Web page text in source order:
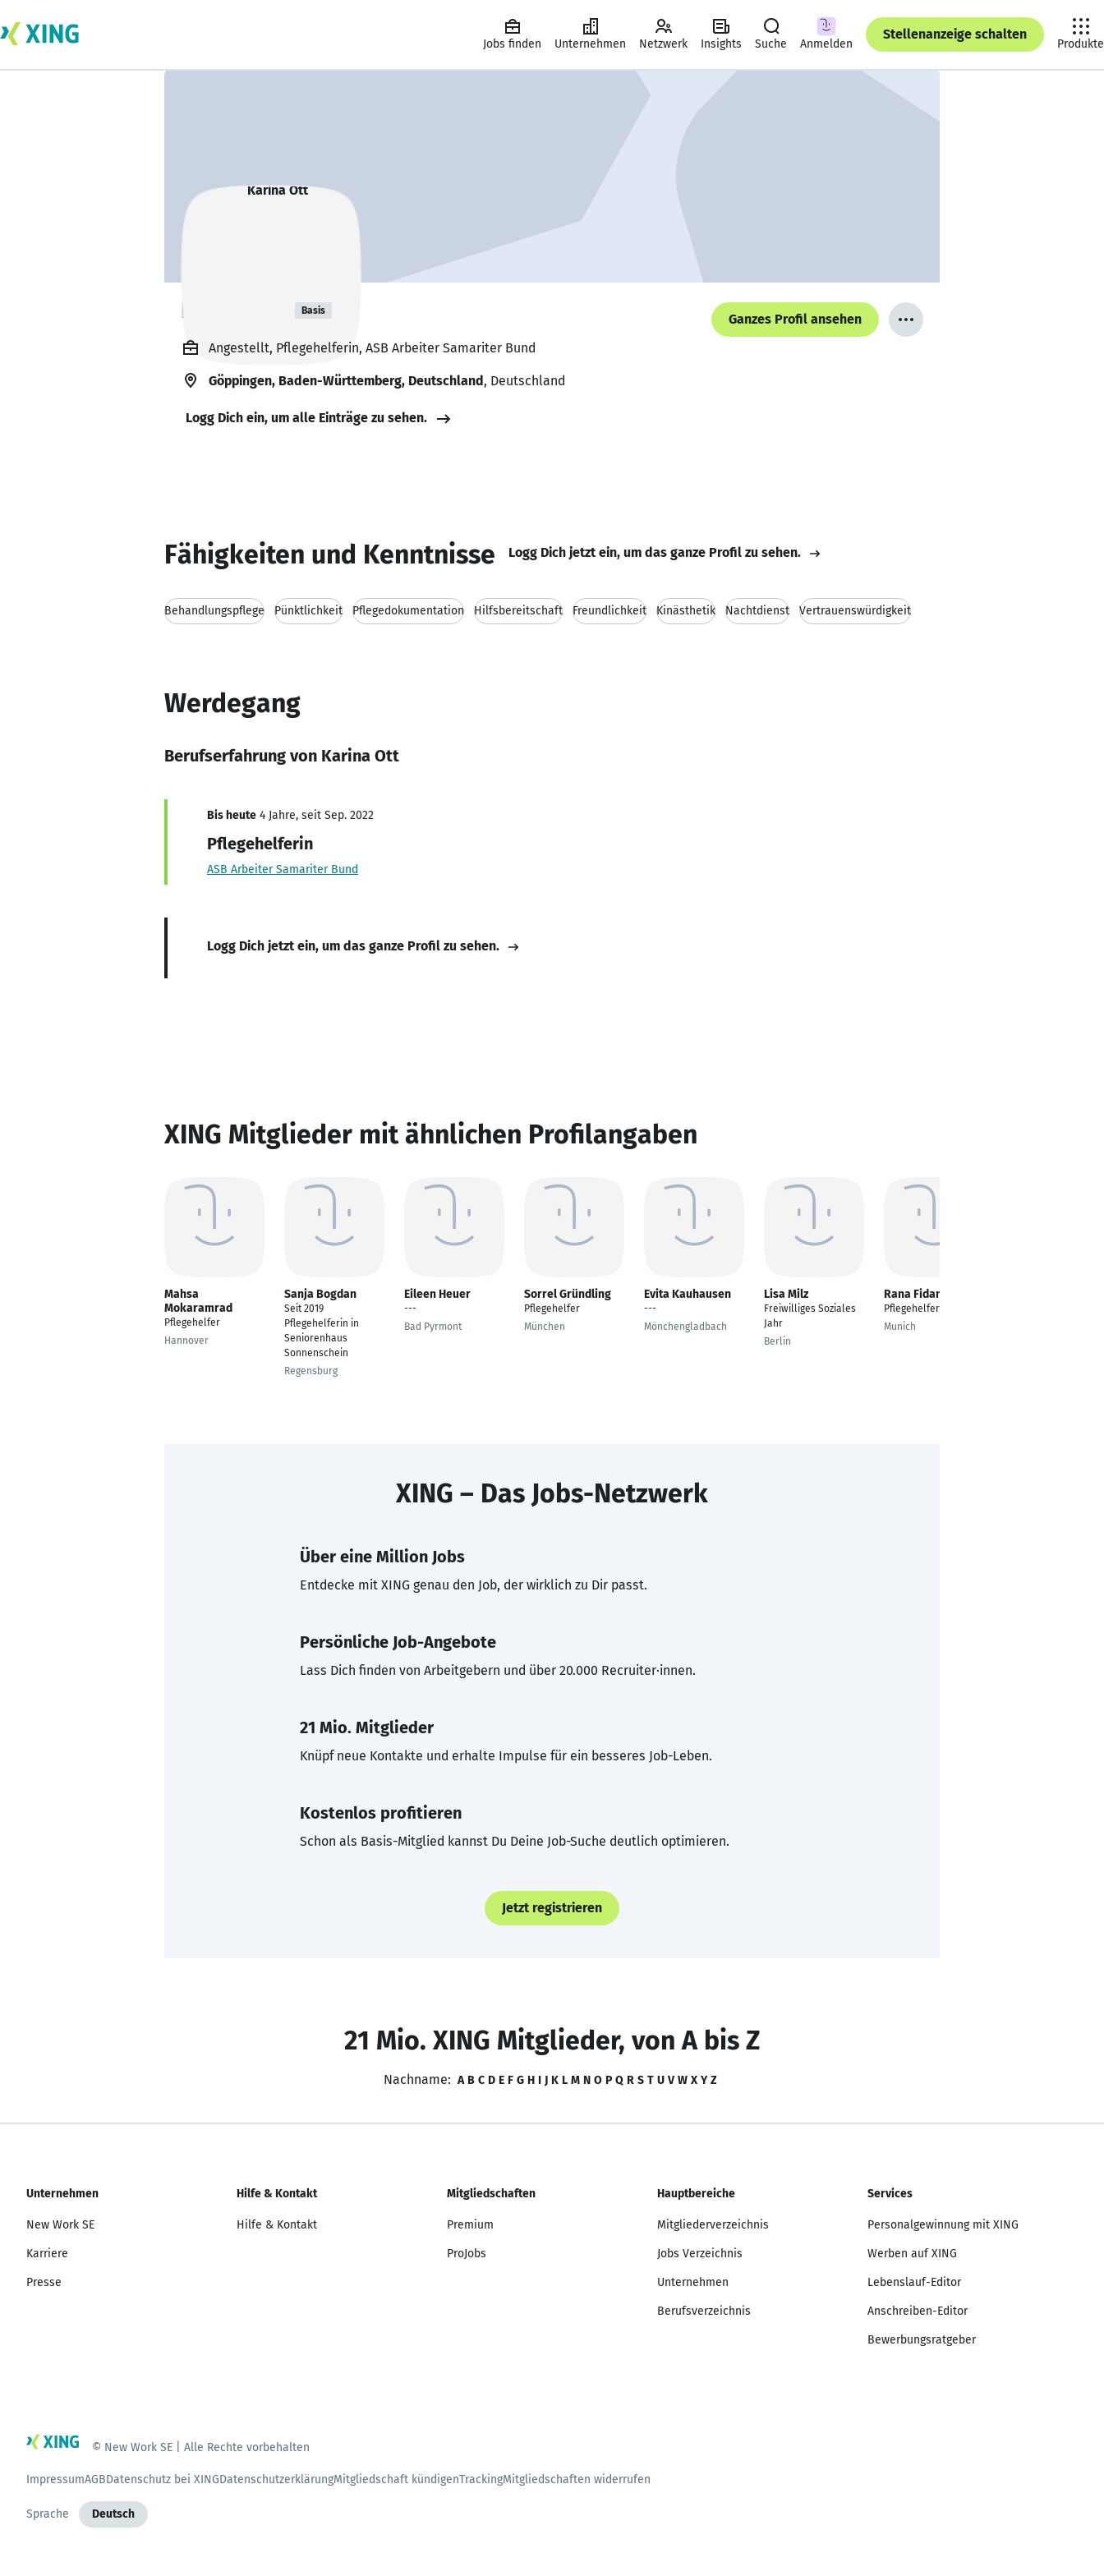
Jobs finden Unternehmen Netzwerk Insights Suche Anmelden
Stellenanzeige schalten
Produkte
Karina Ott Basis
Ganzes Profil ansehen
Angestellt, Pflegehelferin, ASB Arbeiter Samariter Bund
Göppingen, Baden-Württemberg, Deutschland, Deutschland
Logg Dich ein, um alle Einträge zu sehen.
Fähigkeiten und Kenntnisse Logg Dich jetzt ein, um das ganze Profil zu sehen.
Behandlungspflege Pünktlichkeit Pflegedokumentation Hilfsbereitschaft Freundlichkeit Kinästhetik Nachtdienst Vertrauenswürdigkeit
Werdegang
Berufserfahrung von Karina Ott
Bis heute 4 Jahre, seit Sep. 2022
Pflegehelferin
ASB Arbeiter Samariter Bund
Logg Dich jetzt ein, um das ganze Profil zu sehen.
XING Mitglieder mit ähnlichen Profilangaben
Mahsa
Mokaramrad
Pflegehelfer
Hannover
Sanja Bogdan
Seit 2019
Pflegehelferin in
Seniorenhaus
Sonnenschein
Regensburg
Eileen Heuer
---
Bad Pyrmont
Sorrel Gründling
Pflegehelfer
München
Evita Kauhausen
---
Mönchengladbach
Lisa Milz
Freiwilliges Soziales
Jahr
Berlin
Rana Fidanci
Pflegehelfer
Munich
XING – Das Jobs-Netzwerk
Über eine Million Jobs
Entdecke mit XING genau den Job, der wirklich zu Dir passt.
Persönliche Job-Angebote
Lass Dich finden von Arbeitgebern und über 20.000 Recruiter·innen.
21 Mio. Mitglieder
Knüpf neue Kontakte und erhalte Impulse für ein besseres Job-Leben.
Kostenlos profitieren
Schon als Basis-Mitglied kannst Du Deine Job-Suche deutlich optimieren.
Jetzt registrieren
21 Mio. XING Mitglieder, von A bis Z
Nachname: A B C D E F G H I J K L M N O P Q R S T U V W X Y Z
Unternehmen
New Work SE
Karriere
Presse
Hilfe & Kontakt
Hilfe & Kontakt
Mitgliedschaften
Premium
ProJobs
Hauptbereiche
Mitgliederverzeichnis
Jobs Verzeichnis
Unternehmen
Berufsverzeichnis
Services
Personalgewinnung mit XING
Werben auf XING
Lebenslauf-Editor
Anschreiben-Editor
Bewerbungsratgeber
© New Work SE | Alle Rechte vorbehalten
ImpressumAGBDatenschutz bei XINGDatenschutzerklärungMitgliedschaft kündigenTrackingMitgliedschaften widerrufen
Sprache Deutsch